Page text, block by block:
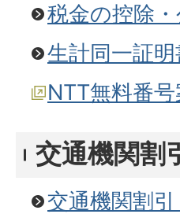
税金の控除
生計同一証
NTT無料番号
交通機関割
交通機関割